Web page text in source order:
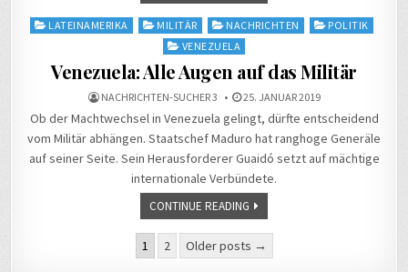
Posted
LATEINAMERIKA MILITÄR NACHRICHTEN
POLITIK
VENEZUELA
Venezuela: Alle Augen auf das Militär
NACHRICHTEN-SUCHER 3 25. JANUAR 2019
Ob der Machtwechsel in Venezuela gelingt, dürfte entscheidend
vom Militär abhängen. Staatschef Maduro hat ranghoge Generäle
auf seiner Seite. Sein Herausforderer Guaidó setzt auf mächtige
internationale Verbündete.
CONTINUE READING
Seitennummerierung
1 2 Older posts →